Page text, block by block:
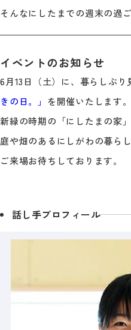
そんなにしたまでの週末の過
イベントのお知らせ
6月13日（土）に、暮らしぶり
きの日。」 を開催いたします。
新緑の時期の「にしたまの家」
庭や畑のあるにしがわの暮ら
ご来場お待ちしております。
話し手プロフィール